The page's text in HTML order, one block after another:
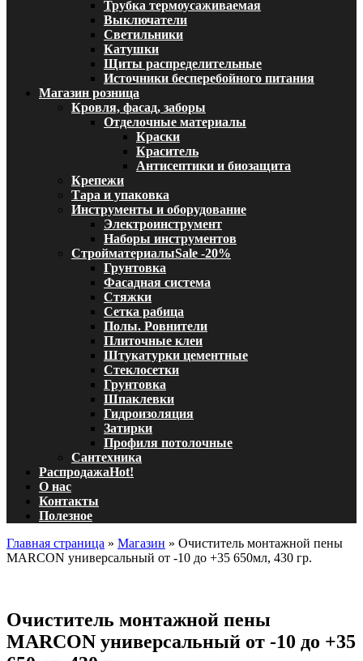
Трубка термоусаживаемая
Выключатели
Светильники
Катушки
Щиты распределительные
Источники бесперебойного питания
Магазин розница
Кровля, фасад, заборы
Отделочные материалы
Краски
Краситель
Антисептики и биозащита
Крепежи
Тара и упаковка
Инструменты и оборудование
Электроинструмент
Наборы инструментов
СтройматериалыSale -20%
Грунтовка
Фасадная система
Стяжки
Сетка рабица
Полы. Ровнители
Плиточные клеи
Штукатурки цементные
Стеклосетки
Грунтовка
Шпаклевки
Гидроизоляция
Затирки
Профиля потолочные
Сантехника
РаспродажаHot!
О нас
Контакты
Полезное
Главная страница » Магазин » Очиститель монтажной пены
MARCON универсальный от -10 до +35 650мл, 430 гр.
Очиститель монтажной пены
MARCON универсальный от -10 до +35